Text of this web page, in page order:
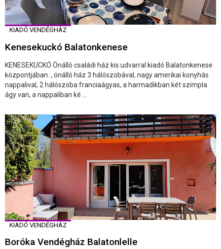
KIADÓ VENDÉGHÁZ
Kenesekuckó Balatonkenese
KENESEKUCKÓ Önálló családi ház kis udvarral kiadó Balatonkenese
központjában. , önálló ház 3 hálószobával, nagy amerikai konyhás
nappalival, 2 hálószoba franciaágyas, a harmadikban két szimpla
ágy van, a nappaliban ké ...
KIADÓ VENDÉGHÁZ
Boróka Vendégház Balatonlelle